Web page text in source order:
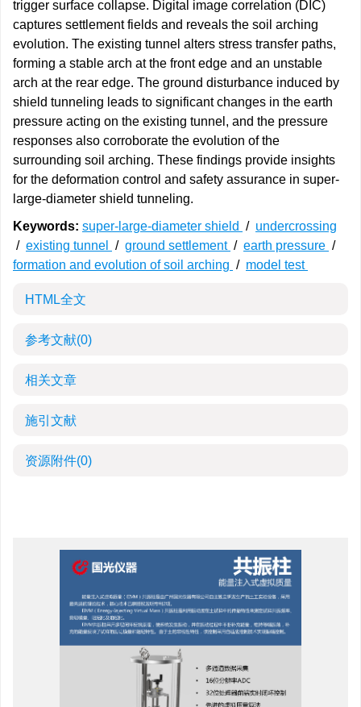
trigger surface collapse. Digital image correlation (DIC)
captures settlement fields and reveals the soil arching
evolution. The existing tunnel alters stress transfer paths,
forming a stable arch at the front edge and an unstable
arch at the rear edge. The ground disturbance induced by
shield tunneling leads to significant changes in the earth
pressure acting on the existing tunnel, and the pressure
responses also corroborate the evolution of the
surrounding soil arching. These findings provide insights
for the deformation control and safety assurance in super-
large-diameter shield tunneling.
Keywords: super-large-diameter shield / undercrossing
/ existing tunnel / ground settlement / earth pressure /
formation and evolution of soil arching / model test
HTML全文
参考文献(0)
相关文章
施引文献
资源附件(0)